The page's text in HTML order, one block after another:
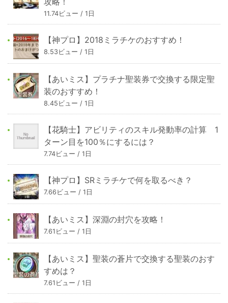
11.74ビュー / 1日
【神プロ】2018ミラチケのおすすめ！
8.53ビュー / 1日
【あいミス】プラチナ聖装券で交換する限定聖
装のおすすめ！
8.45ビュー / 1日
【花騎士】アビリティのスキル発動率の計算 1
ターン目を100％にするには？
7.74ビュー / 1日
【神プロ】SRミラチケで何を取るべき？
7.66ビュー / 1日
【あいミス】深淵の封穴を攻略！
7.61ビュー / 1日
【あいミス】聖装の蒼片で交換する聖装のおす
すめは？
7.61ビュー / 1日